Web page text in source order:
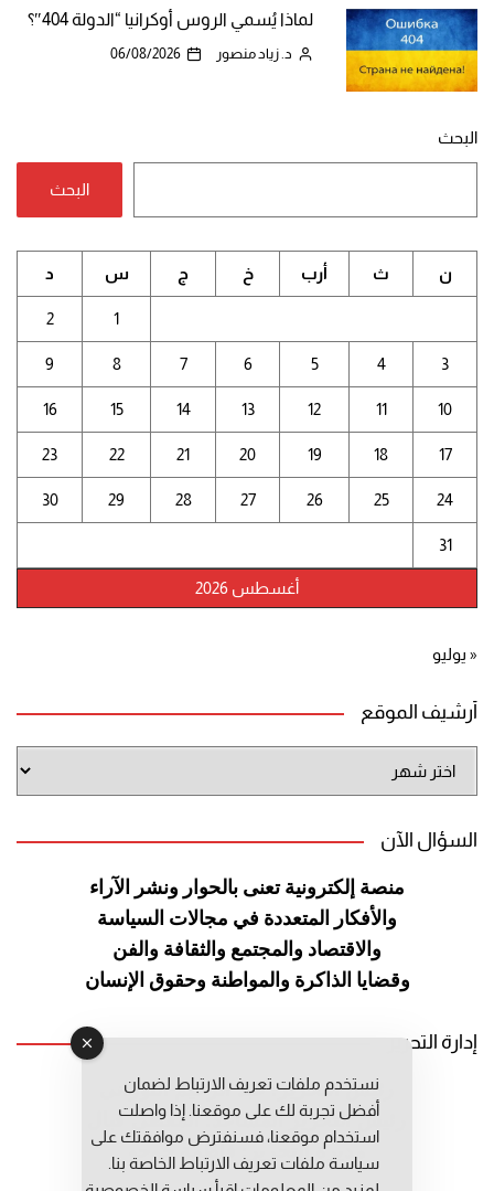
لماذا يُسمي الروس أوكرانيا “الدولة 404″؟
د. زياد منصور 06/08/2026
البحث
البحث
أغسطس 2026
ن ث أرب خ ج س د
1
2
3
4
5
6
7
8
9
10
11
12
13
14
15
16
17
18
19
20
21
22
23
24
25
26
27
28
29
30
31
« يوليو
أرشيف الموقع
الموقع
السؤال الآن
منصة إلكترونية تعنى بالحوار ونشر الآراء
والأفكار المتعددة في مجالات السياسة
والاقتصاد والمجتمع والثقافة والفن
وقضايا الذاكرة والمواطنة وحقوق الإنسان
إدارة التحرير
رئيس التحرير: عبد الرحيم التوراني
رئيس التحرير المساعد: المعطي قبال
مديرة التحرير: فاطمة حوحو
نستخدم ملفات تعريف الارتباط لضمان
أفضل تجربة لك على موقعنا. إذا واصلت
استخدام موقعنا، فسنفترض موافقتك على
سياسة ملفات تعريف الارتباط الخاصة بنا.